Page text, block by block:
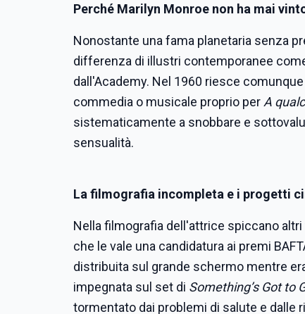
Perché Marilyn Monroe non ha mai
Nonostante una fama planetaria senza
differenza di illustri contemporanee
dall'Academy. Nel 1960 riesce
commedia o musicale proprio per A
sistematicamente a snobbare e
sensualità.
La filmografia incompleta e i progetti
Nella filmografia dell'attrice spiccano
che le vale una candidatura ai premi
distribuita sul grande schermo mentre
impegnata sul set di Something’s Got to
tormentato dai problemi di salute e dalle